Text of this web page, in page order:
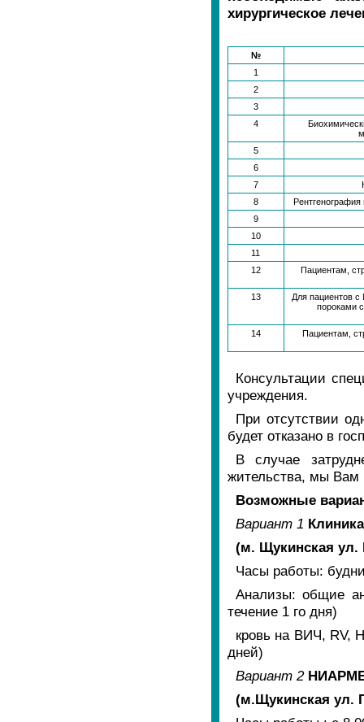
хирургическое
№
1
2
3
4
5
6
7
8
9
10
11
12
Пациентам,
13
Для пациентов
пороками
14 Пациентам,
Консультации
учреждения.
При отсутствии
будет отказано в
В случае
жительства, мы Вам
Возможные
Вариант 1
(м. Щукинская ул.
Часы работы:
Анализы: общие
течение 1 го дня)
кровь на ВИЧ, RV,
дней)
Вариант 2
(м.Щукинская ул.